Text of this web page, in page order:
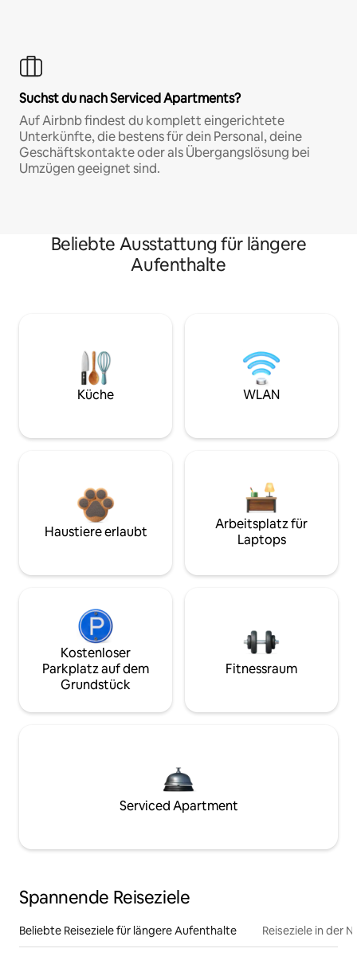
Suchst du nach Serviced Apartments?
Auf Airbnb findest du komplett eingerichtete
Unterkünfte, die bestens für dein Personal, deine
Geschäftskontakte oder als Übergangslösung bei
Umzügen geeignet sind.
Beliebte Ausstattung für längere
Aufenthalte
Küche WLAN
Haustiere erlaubt
Arbeitsplatz für
Laptops
Kostenloser
Parkplatz auf dem
Grundstück
Fitnessraum
Serviced Apartment
Spannende Reiseziele
Beliebte Reiseziele für längere Aufenthalte Reiseziele in der